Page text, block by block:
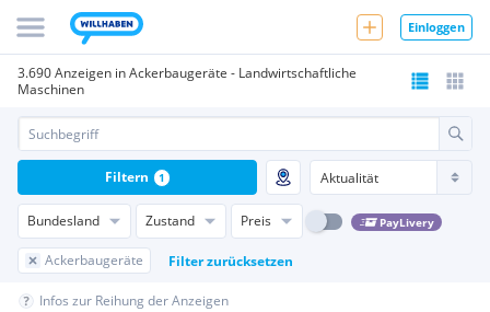
Einloggen
3.690 Anzeigen in Ackerbaugeräte - Landwirtschaftliche
Maschinen
Bundesland Zustand Preis PayLivery
Ackerbaugeräte Filter zurücksetzen
Filtern 1
Infos zur Reihung der Anzeigen